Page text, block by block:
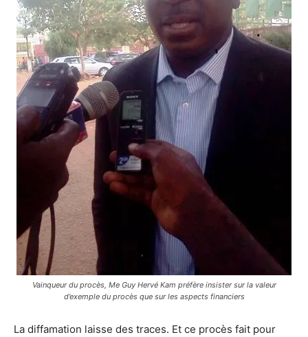
Vainqueur du procès, Me Guy Hervé Kam préfère insister sur la valeur
d’exemple du procès que sur les aspects financiers
La diffamation laisse des traces. Et ce procès fait pour